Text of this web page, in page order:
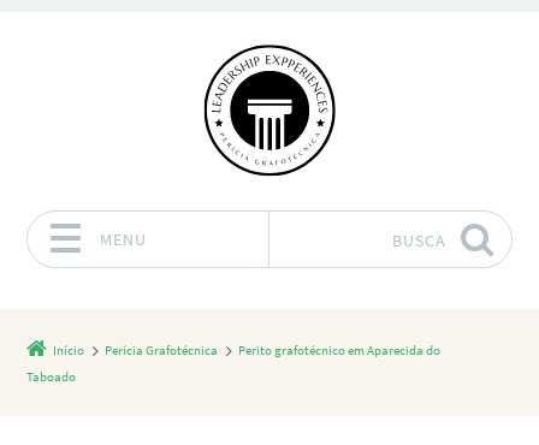
MENU BUSCA
Início Perícia Grafotécnica
Perito grafotécnico em Aparecida do
Taboado